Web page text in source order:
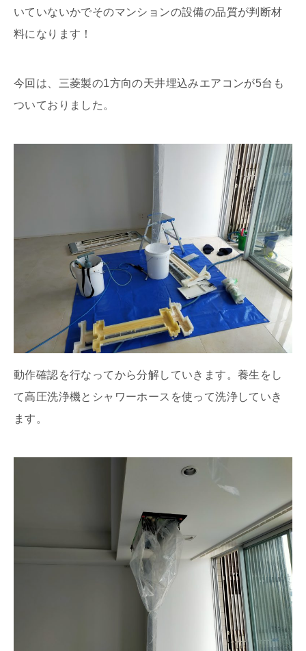
いていないかでそのマンションの設備の品質が判断材
料になります！
今回は、三菱製の1方向の天井埋込みエアコンが5台も
ついておりました。
動作確認を行なってから分解していきます。養生をし
て高圧洗浄機とシャワーホースを使って洗浄していき
ます。